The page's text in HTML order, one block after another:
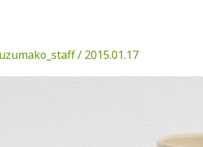
uzumako_staff/ 2015.01.17